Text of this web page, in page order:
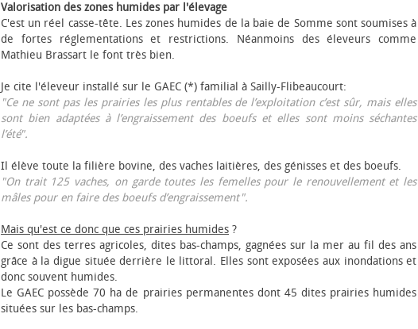
Valorisation des zones humides par l'élevage
C'est un réel casse-tête. Les zones humides de la baie de Somme sont soumises à
de fortes réglementations et restrictions. Néanmoins des éleveurs comme
Mathieu Brassart le font très bien.
Je cite l'éleveur installé sur le GAEC (*) familial à Sailly-Flibeaucourt:
"Ce ne sont pas les prairies les plus rentables de l’exploitation c’est sûr, mais elles
sont bien adaptées à l’engraissement des bœufs et elles sont moins séchantes
l’été".
Il élève toute la filière bovine, des vaches laitières, des génisses et des bœufs.
"On trait 125 vaches, on garde toutes les femelles pour le renouvellement et les
mâles pour en faire des bœufs d’engraissement".
Mais qu'est ce donc que ces prairies humides ?
Ce sont des terres agricoles, dites bas-champs, gagnées sur la mer au fil des ans
grâce à la digue située derrière le littoral. Elles sont exposées aux inondations et
donc souvent humides.
Le GAEC possède 70 ha de prairies permanentes dont 45 dites prairies humides
situées sur les bas-champs.